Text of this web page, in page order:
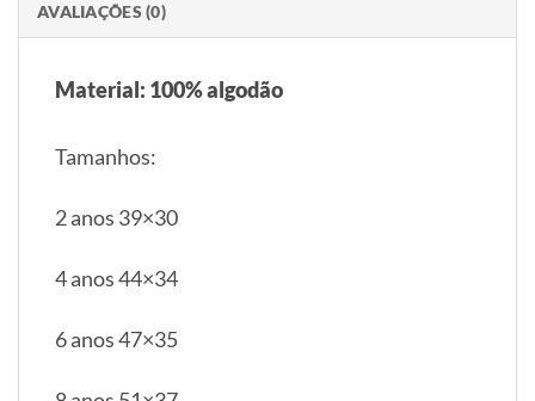
AVALIAÇÕES (0)
Material: 100% algodão
Tamanhos:
2 anos 39×30
4 anos 44×34
6 anos 47×35